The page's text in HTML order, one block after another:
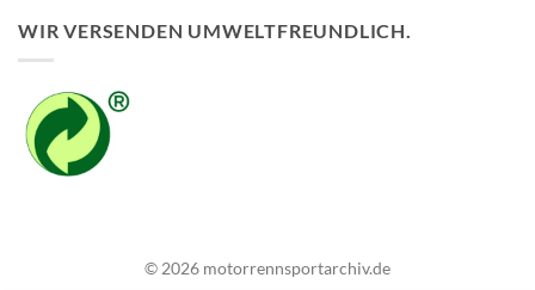
WIR VERSENDEN UMWELTFREUNDLICH.
© 2026 motorrennsportarchiv.de